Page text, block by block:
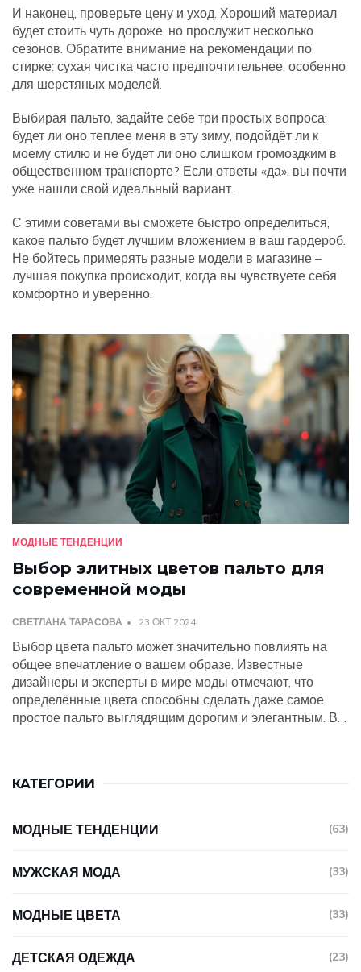
И наконец, проверьте цену и уход. Хороший материал
будет стоить чуть дороже, но прослужит несколько
сезонов. Обратите внимание на рекомендации по
стирке: сухая чистка часто предпочтительнее, особенно
для шерстяных моделей.
Выбирая пальто, задайте себе три простых вопроса:
будет ли оно теплее меня в эту зиму, подойдёт ли к
моему стилю и не будет ли оно слишком громоздким в
общественном транспорте? Если ответы «да», вы почти
уже нашли свой идеальный вариант.
С этими советами вы сможете быстро определиться,
какое пальто будет лучшим вложением в ваш гардероб.
Не бойтесь примерять разные модели в магазине –
лучшая покупка происходит, когда вы чувствуете себя
комфортно и уверенно.
МОДНЫЕ ТЕНДЕНЦИИ
Выбор элитных цветов пальто для
современной моды
СВЕТЛАНА ТАРАСОВА 23 ОКТ 2024
Выбор цвета пальто может значительно повлиять на
общее впечатление о вашем образе. Известные
дизайнеры и эксперты в мире моды отмечают, что
определённые цвета способны сделать даже самое
простое пальто выглядящим дорогим и элегантным. В
другими элементами гардероба. Узнайте, какой цвет
придаёт вашему облику статусность.
КАТЕГОРИИ
МОДНЫЕ ТЕНДЕНЦИИ (63)
МУЖСКАЯ МОДА (33)
МОДНЫЕ ЦВЕТА (33)
ДЕТСКАЯ ОДЕЖДА (23)